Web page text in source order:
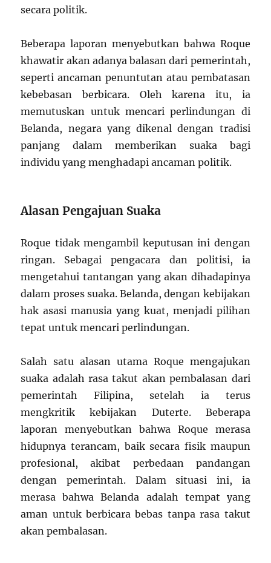
secara politik.
Beberapa laporan menyebutkan bahwa Roque
khawatir akan adanya balasan dari pemerintah,
seperti ancaman penuntutan atau pembatasan
kebebasan berbicara. Oleh karena itu, ia
memutuskan untuk mencari perlindungan di
Belanda, negara yang dikenal dengan tradisi
panjang dalam memberikan suaka bagi
individu yang menghadapi ancaman politik.
Alasan Pengajuan Suaka
Roque tidak mengambil keputusan ini dengan
ringan. Sebagai pengacara dan politisi, ia
mengetahui tantangan yang akan dihadapinya
dalam proses suaka. Belanda, dengan kebijakan
hak asasi manusia yang kuat, menjadi pilihan
tepat untuk mencari perlindungan.
Salah satu alasan utama Roque mengajukan
suaka adalah rasa takut akan pembalasan dari
pemerintah Filipina, setelah ia terus
mengkritik kebijakan Duterte. Beberapa
laporan menyebutkan bahwa Roque merasa
hidupnya terancam, baik secara fisik maupun
profesional, akibat perbedaan pandangan
dengan pemerintah. Dalam situasi ini, ia
merasa bahwa Belanda adalah tempat yang
aman untuk berbicara bebas tanpa rasa takut
akan pembalasan.